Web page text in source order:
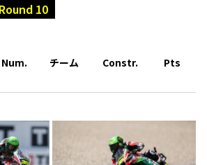
Round 10
Num. チーム Constr. Pts